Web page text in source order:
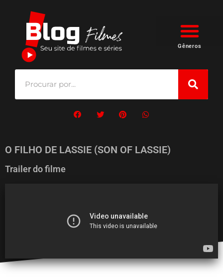
Gêneros
O FILHO DE LASSIE (SON OF LASSIE)
Trailer do filme